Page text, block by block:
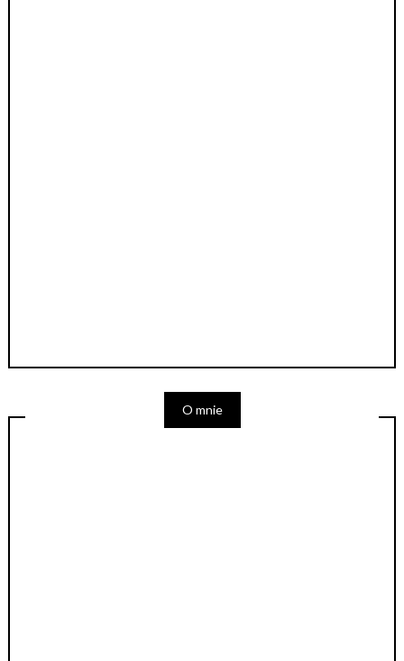
O mnie